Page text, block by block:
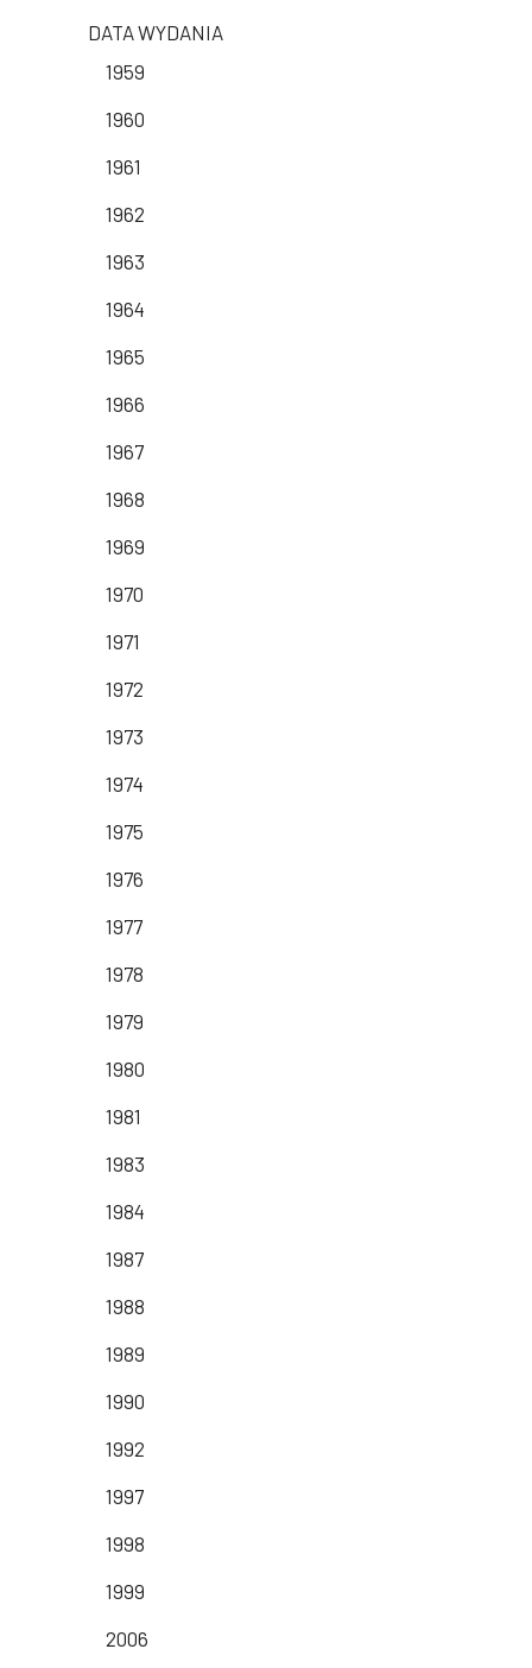
DATA WYDANIA
1959
1960
1961
1962
1963
1964
1965
1966
1967
1968
1969
1970
1971
1972
1973
1974
1975
1976
1977
1978
1979
1980
1981
1983
1984
1987
1988
1989
1990
1992
1997
1998
1999
2006